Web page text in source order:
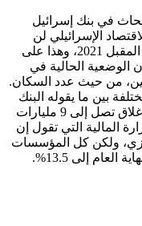
في بنك إسرائيل
الإسرائيلي لن
يدخل إلى مسار التعافي قبل نهايات العام المقبل 2021، وهذا على
الوضعية الحالية في
من حيث عدد السكان.
بين ما يقوله البنك
المركزي، الذي يقدّر بأن كلفة كل أسبوع إغلاق تصل إلى 9 مليارات
وزارة المالية التي تقول إن
المركزي، ولكن كل المؤسسات
إلى 13.5%.